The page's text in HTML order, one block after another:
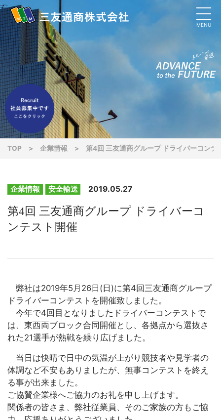
MENU
TOP > 企業情報 > 第4回 三友通商グループ ドライバーコンテ
企業情報 安全輸送 2019.05.27
第4回 三友通商グループ ドライバーコ
ンテスト開催
弊社は2019年5月26日(日)に第4回三友通商グループ
ドライバーコンテストを開催致しました。
今年で4回目となりましたドライバーコンテストで
は、東西両ブロック合同開催とし、各拠点から選抜さ
れた21選手が熱戦を繰り広げました。
当日は快晴で日中の気温が上がり競技者や見学者の
体調など不安もありましたが、無事コンテストを終え
る事が出来ました。
ご協賛企業様へご協力のお礼を申し上げます。
関係者の皆さま、弊社従業員、そのご家族の方もご協